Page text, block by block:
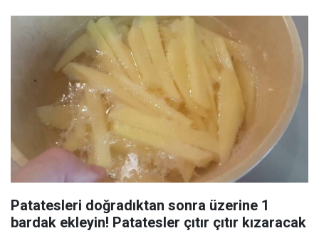
Patatesleri doğradıktan sonra üzerine 1
bardak ekleyin! Patatesler çıtır çıtır kızaracak